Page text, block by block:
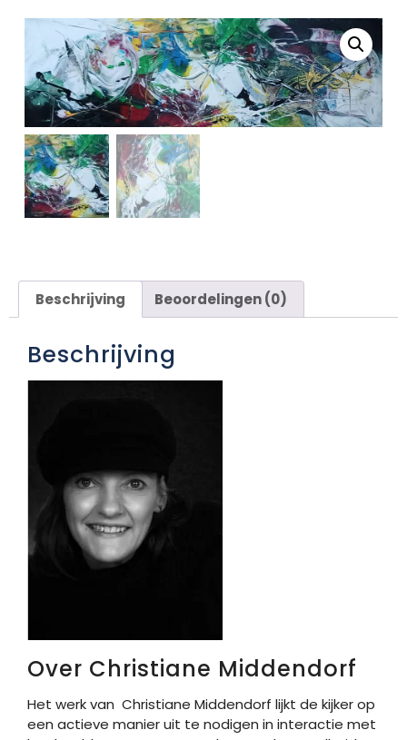
Beschrijving Beoordelingen (0)
Beschrijving
Over Christiane Middendorf
Het werk van Christiane Middendorf lijkt de kijker op
een actieve manier uit te nodigen in interactie met